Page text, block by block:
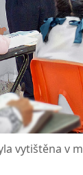
vytištěna v